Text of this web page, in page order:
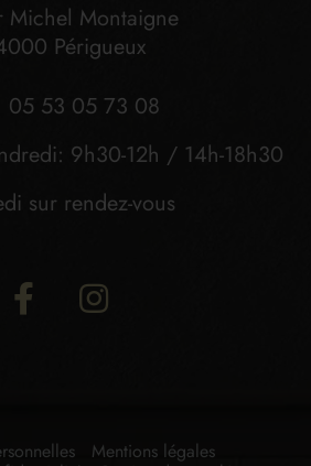
Michel Montaigne
Périgueux
05 53 05 73 08
9h30-12h / 14h-18h30
sur rendez-vous
Mentions légales